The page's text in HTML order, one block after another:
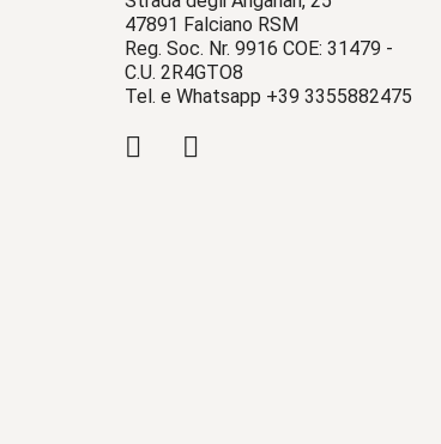
47891 Falciano RSM
Reg. Soc. Nr. 9916 COE: 31479 -
C.U. 2R4GTO8
Tel. e Whatsapp +39 3355882475